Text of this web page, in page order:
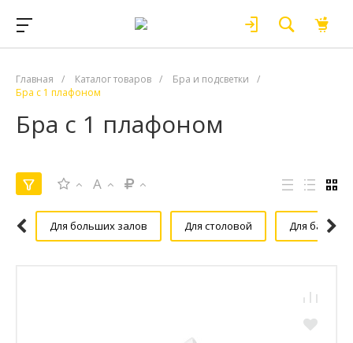
Главная / Каталог товаров / Бра и подсветки
/
Бра с 1 плафоном
Бра с 1 плафоном
A
Для больших залов Для столовой Для бань и